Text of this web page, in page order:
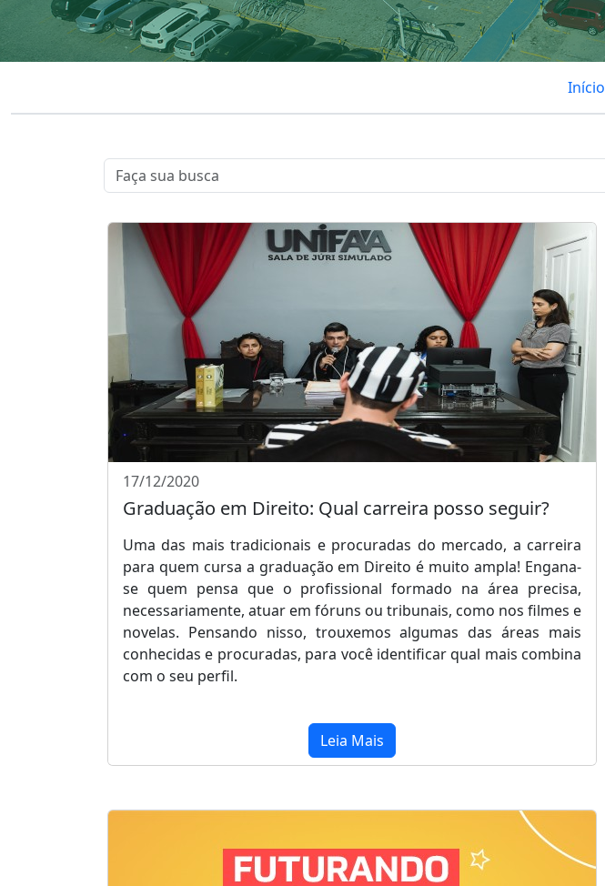
Início
17/12/2020
Graduação em Direito: Qual carreira posso seguir?
Uma das mais tradicionais e procuradas do mercado, a carreira
para quem cursa a graduação em Direito é muito ampla! Engana-
se quem pensa que o profissional formado na área precisa,
necessariamente, atuar em fóruns ou tribunais, como nos filmes e
novelas. Pensando nisso, trouxemos algumas das áreas mais
conhecidas e procuradas, para você identificar qual mais combina
com o seu perfil.
Leia Mais